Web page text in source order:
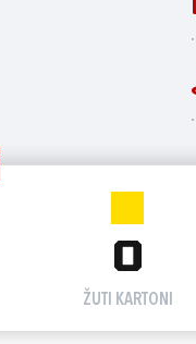
0
ŽUTI KARTONI